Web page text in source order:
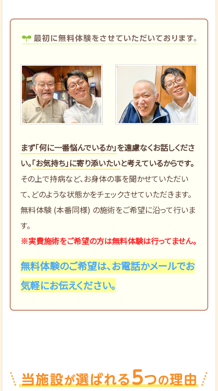
まず「何に一番悩んでいるか」を遠慮なくお話しくださ
い。「お気持ち」に寄り添いたいと考えているからです。
その上で持病など、お身体の事を聞かせていただい
て、どのような状態かをチェックさせていただきます。
無料体験 (本番同様) の施術をご希望に沿って行いま
す。
※実費施術をご希望の方は無料体験は行ってません。
無料体験のご希望は、お電話かメールでお
気軽にお伝えください。